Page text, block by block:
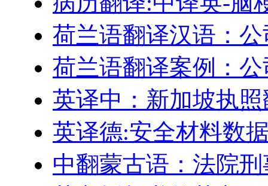
荷兰语翻译汉语：
荷兰语翻译案例：
英译中：新加坡执
英译德:安全材料数
中翻蒙古语：法院